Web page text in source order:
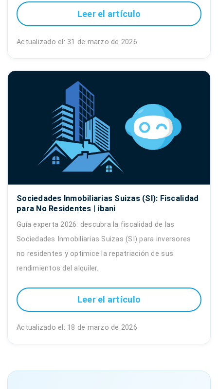
Leer el artículo
Actualizado el: 31 de marzo de 2026
Sociedades Inmobiliarias Suizas (SI): Fiscalidad
para No Residentes | ibani
Guía experta 2026: descubra la fiscalidad de las
Sociedades Inmobiliarias Suizas (SI) para inversores
no residentes y optimice la repatriación de sus
rendimientos del alquiler.
Leer el artículo
Actualizado el: 18 de marzo de 2026